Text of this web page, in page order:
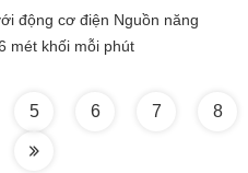
động cơ điện Nguồn năng
mét khối mỗi phút
5 6 7 8